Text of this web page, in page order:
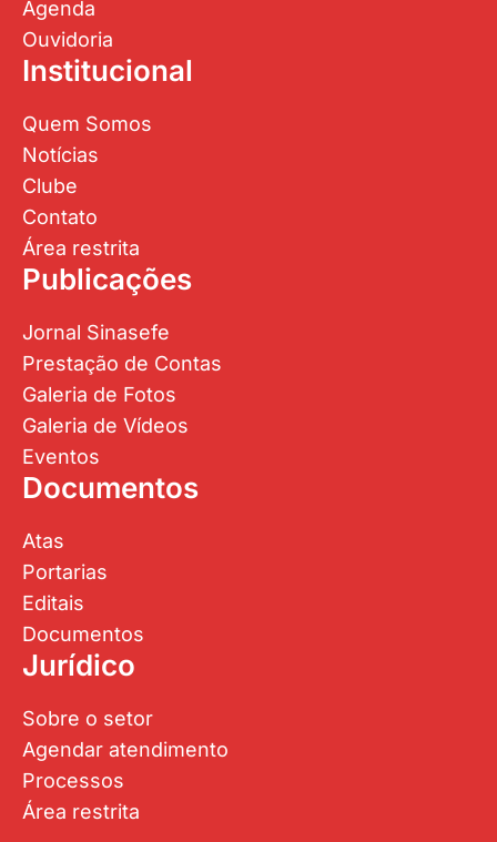
Agenda
Ouvidoria
Institucional
Quem Somos
Notícias
Clube
Contato
Área restrita
Publicações
Jornal Sinasefe
Prestação de Contas
Galeria de Fotos
Galeria de Vídeos
Eventos
Documentos
Atas
Portarias
Editais
Documentos
Jurídico
Sobre o setor
Agendar atendimento
Processos
Área restrita